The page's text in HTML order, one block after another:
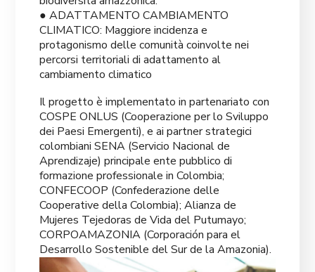
● ADATTAMENTO CAMBIAMENTO
CLIMATICO: Maggiore incidenza e
protagonismo delle comunità coinvolte nei
percorsi territoriali di adattamento al
cambiamento climatico
Il progetto è implementato in partenariato con
COSPE ONLUS (Cooperazione per lo Sviluppo
dei Paesi Emergenti), e ai partner strategici
colombiani SENA (Servicio Nacional de
Aprendizaje) principale ente pubblico di
formazione professionale in Colombia;
CONFECOOP (Confederazione delle
Cooperative della Colombia); Alianza de
Mujeres Tejedoras de Vida del Putumayo;
CORPOAMAZONIA (Corporación para el
Desarrollo Sostenible del Sur de la Amazonia).